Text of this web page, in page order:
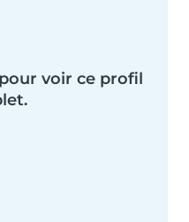
voir ce profil